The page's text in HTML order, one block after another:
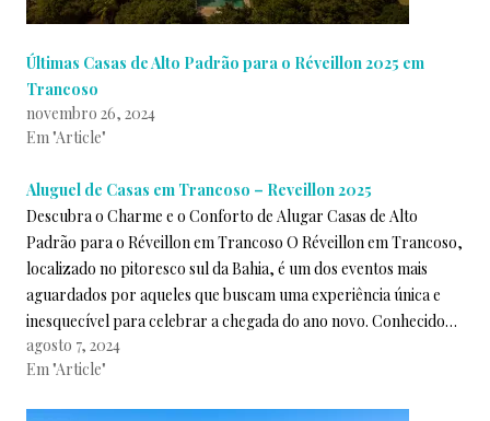
Últimas Casas de Alto Padrão para o Réveillon 2025 em
Trancoso
novembro 26, 2024
Em "Article"
Aluguel de Casas em Trancoso – Reveillon 2025
Descubra o Charme e o Conforto de Alugar Casas de Alto
Padrão para o Réveillon em Trancoso O Réveillon em Trancoso,
localizado no pitoresco sul da Bahia, é um dos eventos mais
aguardados por aqueles que buscam uma experiência única e
inesquecível para celebrar a chegada do ano novo. Conhecido…
agosto 7, 2024
Em "Article"